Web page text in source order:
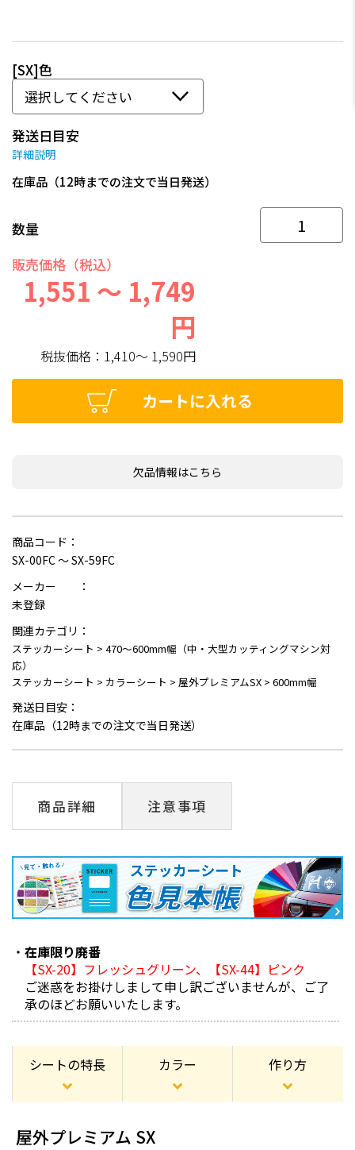
[SX]色
発送日目安
詳細説明
在庫品（12時までの注文で当日発送）
数量
販売価格（税込）
1,551 ～ 1,749
円
税抜価格： 1,410～ 1,590円
カートに入れる
欠品情報はこちら
商品コード：
SX-00FC ～ SX-59FC
メーカー ：
未登録
関連カテゴリ：
ステッカーシート > 470～600mm幅（中・大型カッティングマシン対
応）
ステッカーシート > カラーシート > 屋外プレミアムSX > 600mm幅
発送日目安：
在庫品（12時までの注文で当日発送）
商品詳細 注意事項
在庫限り廃番
【SX-20】フレッシュグリーン、【SX-44】ピンク
ご迷惑をお掛けしまして申し訳ございませんが、ご了
承のほどお願いいたします。
シートの特長 カラー 作り方
屋外プレミアム SX